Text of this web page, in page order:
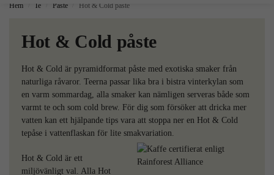
Hem Te Påste Hot & Cold påste
Hot & Cold påste
Hot & Cold är pyramidformat påste med exotiska smaker från
naturliga råvaror. Teerna passar lika bra i bistra vinterkylan som
en varm sommardag, alla smaker kan nämligen serveras både som
varmt te och som cold brew. För dig som försöker att dricka mer
vatten kan ett hjälpande tips vara att stoppa ner en Hot & Cold
tepåse i vattenflaskan för lite smakvariation.
Hot & Cold är ett
miljövänligt val. Alla Hot